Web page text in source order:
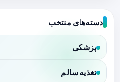
دسته‌های منتخب
پزشکی
تغذیه سالم